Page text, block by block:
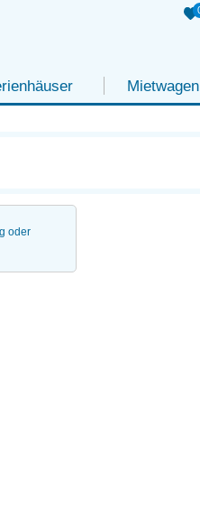
Mietwagen
oder